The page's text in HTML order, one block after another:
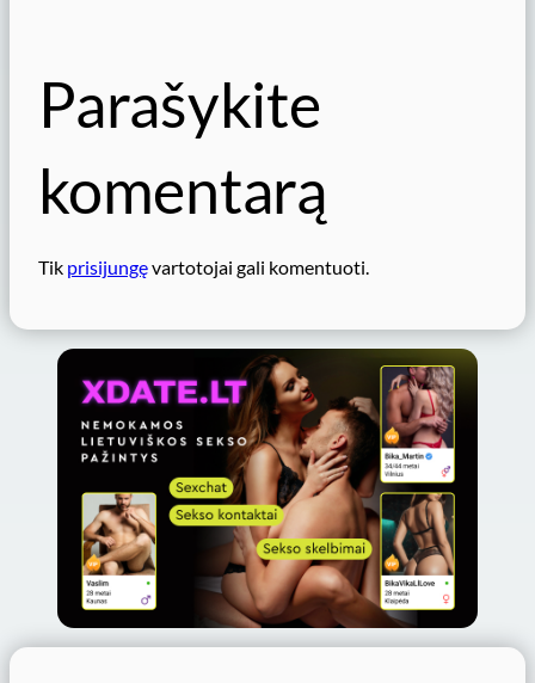
Parašykite
komentarą
Tik prisijungęvartotojai gali komentuoti.